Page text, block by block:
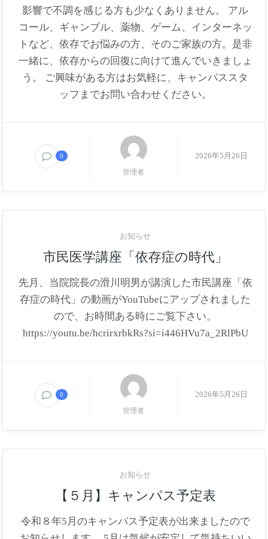
影響で不調を感じる方も少なくありません。 アル
コール、ギャンブル、薬物、ゲーム、インターネッ
トなど、依存でお悩みの方、そのご家族の方。是非
一緒に、依存からの回復に向けて進んでいきましょ
う。 ご興味がある方はお気軽に、キャンパススタ
ッフまでお問い合わせください。
0
管理者
2026年5月26日
お知らせ
市民医学講座「依存症の時代」
先月、当院院長の滑川明男が講演した市民講座「依
存症の時代」の動画がYouTubeにアップされました
ので、お時間ある時にご覧下さい。
https://youtu.be/hcrirxrbkRs?si=i446HVu7a_2RlPbU
0
管理者
2026年5月26日
お知らせ
【５月】キャンパス予定表
令和８年5月のキャンパス予定表が出来ましたので